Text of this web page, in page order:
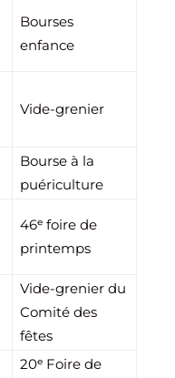
Bourses
enfance
Vide-grenier
Bourse à la
puériculture
46ᵉ foire de
printemps
Vide-grenier du
Comité des
fêtes
20ᵉ Foire de